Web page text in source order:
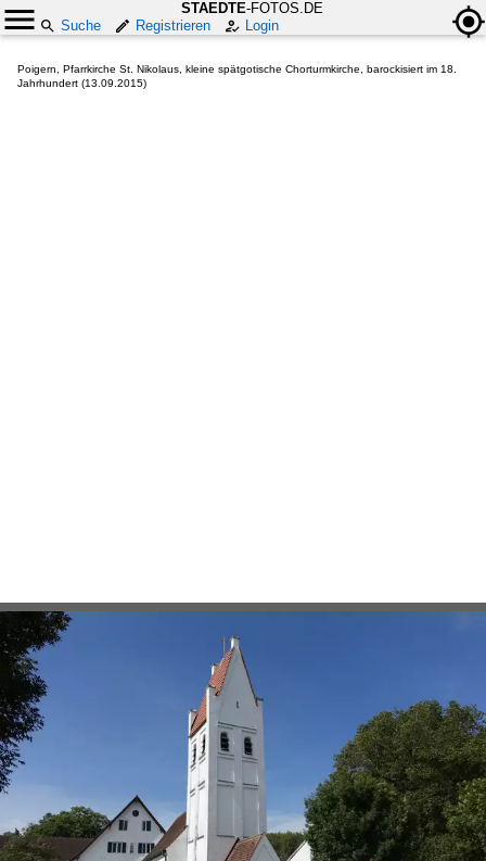
STAEDTE-FOTOS.DE
Suche
Registrieren Login
Poigern, Pfarrkirche St. Nikolaus, kleine spätgotische Chorturmkirche, barockisiert im 18.
Jahrhundert (13.09.2015)